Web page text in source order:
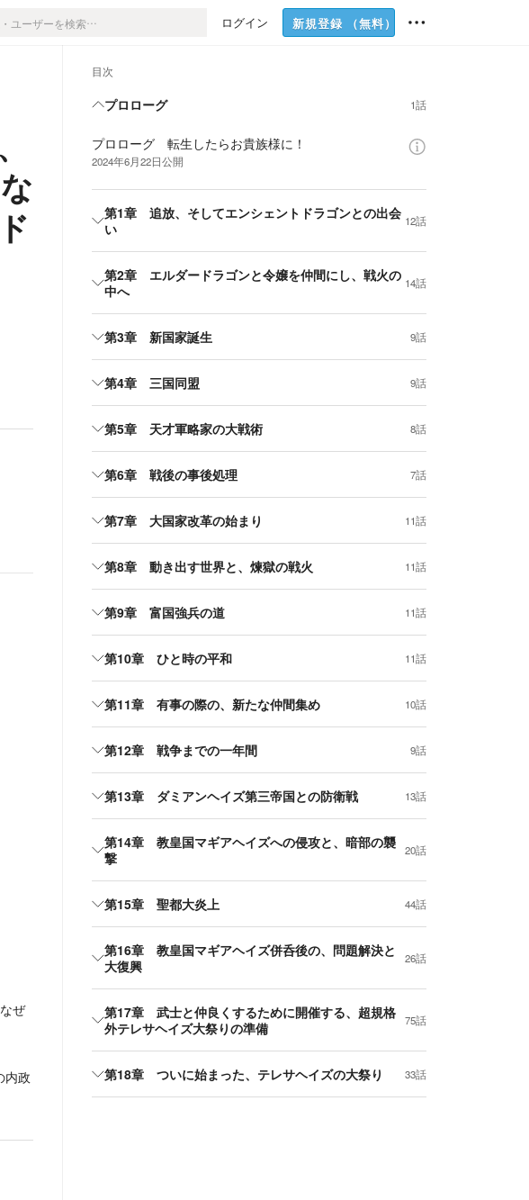
ログイン 新規登録 （無料）
ぜ
内政
目次
プロローグ 1話
プロローグ 転生したらお貴族様に！
2024年6月22日公開
第1章 追放、そしてエンシェントドラゴンとの出会
い
12話
第2章 エルダードラゴンと令嬢を仲間にし、戦火の
中へ
14話
第3章 新国家誕生 9話
第4章 三国同盟 9話
第5章 天才軍略家の大戦術 8話
第6章 戦後の事後処理 7話
第7章 大国家改革の始まり 11話
第8章 動き出す世界と、煉獄の戦火 11話
第9章 富国強兵の道 11話
第10章 ひと時の平和 11話
第11章 有事の際の、新たな仲間集め 10話
第12章 戦争までの一年間 9話
第13章 ダミアンヘイズ第三帝国との防衛戦 13話
第14章 教皇国マギアヘイズへの侵攻と、暗部の襲
撃
20話
第15章 聖都大炎上 44話
第16章 教皇国マギアヘイズ併呑後の、問題解決と
大復興
26話
第17章 武士と仲良くするために開催する、超規格
外テレサヘイズ大祭りの準備
75話
第18章 ついに始まった、テレサヘイズの大祭り 33話